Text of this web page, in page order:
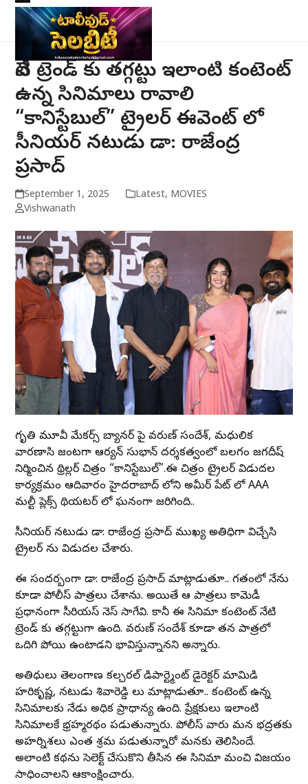
Skip
content
Open
mobile
menu
Close
mobile
menu
నేటి ట్రెండ్ కు తగ్గట్టు ఇలాంటి కంటెంట్
ఉన్న సినిమాలు రావాలి
“కానిస్టేబుల్” ట్రైలర్ ఈవెంట్ లో
సీనియర్ నటుడు డా: రాజేంద్ర
ప్రసాద్
September 1, 2025 Latest, MOVIES
Vishwanath
జాగృతి మూవీ మేకర్స్ బ్యానర్ పై వరుణ్ సందేశ్, మధులిక
వారణాసి జంటగా ఆర్యన్ సుభాన్ దర్శకత్వంలో బలగం జగదీష్
నిర్మించిన థ్రిల్లర్ చిత్రం “కానిస్టేబుల్”.ఈ చిత్రం ట్రైలర్ విడుదల
కార్యక్రమం ఆదివారం హైదరాబాద్ లోని అమీర్ పేట్ లో AAA
మల్టీ ప్లెక్స్ థియటర్ లో ఘనంగా జరిగింది..
సీనియర్ నటుడు డా: రాజేంద్ర ప్రసాద్ ముఖ్య అతిధిగా విచ్చేసి
ట్రైలర్ ను విడుదల చేశారు.
ఈ సందర్బంగా డా: రాజేంద్ర ప్రసాద్ మాట్లాడుతూ.. గతంలో నేను
కూడా పోలీస్ పాత్రలు చేశాను. అయితే ఆ పాత్రలు కామెడీ
ప్రధానంగా సీరియస్ నెస్ సాగేవి. కానీ ఈ సినిమా కంటెంట్ నేటి
ట్రెండ్ కు తగ్గట్టుగా ఉంది. వరుణ్ సందేశ్ కూడా తన పాత్రలో
ఒదిగి పోయి ఉంటాడని భావిస్తున్నానని అన్నారు.
అతిధులు తెలంగాణ కల్చరల్ డిపార్ట్మెంట్ డైరెక్టర్ మామిడి
హరికృష్ణ, నటుడు శివారెడ్డి లు మాట్లాడుతూ.. కంటెంట్ ఉన్న
సినిమాలకు నేడు అధిక ప్రాధాన్య ఉంది. ప్రేక్షకులు ఇలాంటి
సినిమాలకే భ్రహ్మరథం పడుతున్నారు. పోలీస్ వారు మన భద్రతకు
అహర్నిశలు ఎంత శ్రమ పడుతున్నారో మనకు తెలిసిందే.
అలాంటి కథను సెలెక్ట్ చేసుకొని తీసిన ఈ సినిమా మంచి విజయం
సాధించాలని ఆకాంక్షించారు.